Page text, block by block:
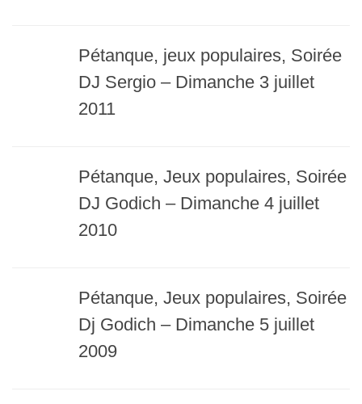
Pétanque, jeux populaires, Soirée
DJ Sergio – Dimanche 3 juillet
2011
Pétanque, Jeux populaires, Soirée
DJ Godich – Dimanche 4 juillet
2010
Pétanque, Jeux populaires, Soirée
Dj Godich – Dimanche 5 juillet
2009